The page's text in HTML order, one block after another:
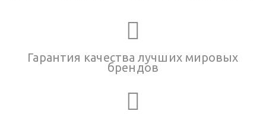
Гарантия качества лучших мировых
брендов